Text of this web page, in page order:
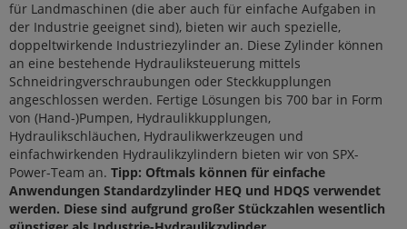
für Landmaschinen (die aber auch für einfache Aufgaben in
der Industrie geeignet sind), bieten wir auch spezielle,
doppeltwirkende Industriezylinder an. Diese Zylinder können
an eine bestehende Hydrauliksteuerung mittels
Schneidringverschraubungen oder Steckkupplungen
angeschlossen werden. Fertige Lösungen bis 700 bar in Form
von (Hand-)Pumpen, Hydraulikkupplungen,
Hydraulikschläuchen, Hydraulikwerkzeugen und
einfachwirkenden Hydraulikzylindern bieten wir von SPX-
Power-Team an. Tipp: Oftmals können für einfache
Anwendungen Standardzylinder HEQ und HDQS verwendet
werden. Diese sind aufgrund großer Stückzahlen wesentlich